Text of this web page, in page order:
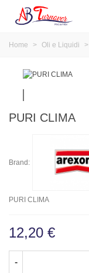
Home > Oli e Liquidi >
PURI CLIMA
Brand:
PURI CLIMA
12,20 €
-